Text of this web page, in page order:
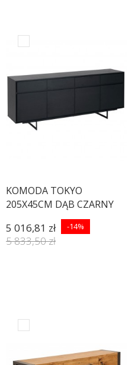
KOMODA TOKYO
205X45CM DĄB CZARNY
5 016,81 zł -14%
5 833,50 zł